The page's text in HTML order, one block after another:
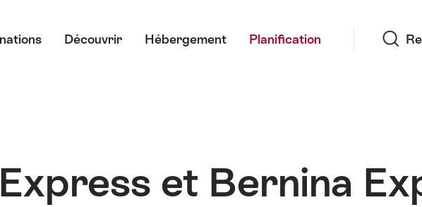
Découvrir Hébergement Planification
et Bernina